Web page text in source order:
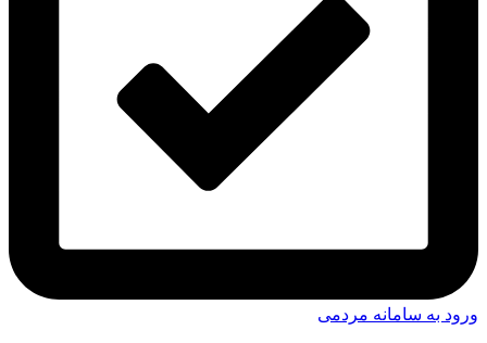
ورود به سامانه مردمی